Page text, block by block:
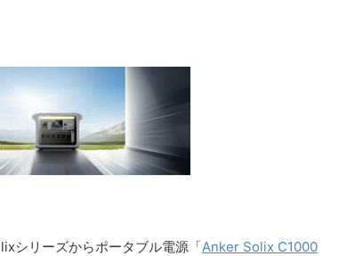
シリーズからポータブル電源「Anker Solix C1000